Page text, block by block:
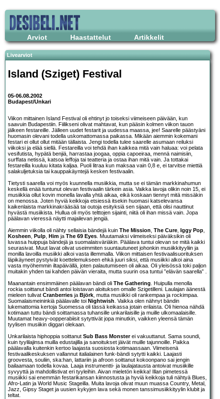
Arviot Haastattelut Artikkelit
Livearviot
Island (Sziget) Festival
05-06.08.2002
Budapest/Unkari
Viikon mittainen Island Festival oli ehtinyt jo toiseksi viimeiseen päivään, kun
saavuin Budapestiin. Fiilikseni olivat mahtavat, kun pääsin kolmen viikon tauon
jälkeen festareille. Jälleen uudet festarit ja uudessa maassa, jee! Saarelle päästyäni
huomasin olevani todella uskomattomassa paikassa. Mikään aiemmin kokemani
festari ei ollut ollut mitään tällaista. Jengi todella tulee saarelle asumaan reiluksi
viikoksi ja elää siellä. Festareilla voi tehdä ihan kaikkea mitä vain haluaa: voi pelata
vesifutista, hypätä benjiä, harrastaa joogaa, oppia capoeiraa, mennä naimisiin,
surffata netissä, katsoa leffoja tai teatteria ja ostaa ihan mitä vain. Ja tottakai
festareilla kuuluu kitata kaljaa. Puoli litraa kun maksaa vain 0,8 e, ei tarvitse miettiä
salakuljetuksia tai kauppakäyntejä kesken festivaalin.
Tietysti saarella voi myös kuunnella musiikkia, mutta se ei tämän markkinahumun
keskellä enää tuntunut olevan festivaalin tärkein asia. Vaikka lavoja olikin noin 15, ei
musiikkia ollut kovin monella lavalla yhtä aikaa, eikä koskaan tiennyt mitä missäkin
on menossa. Joten hyviä keikkoja etsiessä itsekin huomasi katselevansa
kaikenlaista markkinakrääsää tai outoja esityksiä sen sijaan, että olisi nauttinut
hyvästä musiikista. Hullua oli myös telttojen sijainti, niitä oli ihan missä vain. Jopa
päälavan vieressä näytti majailevan jengiä.
Aiemmin viikolla oli nähty sellaisia bändejä kuin The Mission, The Cure, Iggy Pop,
Kosheen, Pulp, Him ja The 69 Eyes. Muutamaksi viimeiseksi päiväksikin oli
luvassa huippuja bändejä ja suomalaisväriäkin. Päälava tuntui olevan se mitä kaikki
seurasivat. Muut lavat olivat useimmiten suuntautuneet johonkin musiikkityyliin ja
monilla lavoilla musiikki alkoi vasta illemmalla. Viikon mittaisen festivaalisuorituksen
läpikäyneet pystyivät koettelemukseen ehkä juuri siksi, että musiikki alkoi aina
vasta myöhemmin iltapäivällä, joten palautumiseen oli aikaa. Oli yleisössä toki paljon
muitakin yhden tai kahden päivän vieraita, mutta suurin osa tuntui ”elävän saarella” .
Maanantain ensimmäinen päälavan bändi oli The Gathering. Huipulla menolla
rockia soittanut bändi antoi loistavan aloituksen omalle Szigetilleni. Laulajan äänestä
mieleen tulivat Cranberries ja Björk, mutta musiikki oli rankempaa ja rockimpaa.
Suomalaismeininkiä päälavalle toi Nightwish. Vaikka olen nähnyt bändin
lukemattomia kertoja Suomessa oli tässä keikassa jotain erilaista. Oli hienoa nähdä
kotimaan tuttu bändi soittamassa tuhansille unkarilaisille ja muille ulkomaalaisille.
Muutamat heavy-oopperabiisit sytyttivät jopa minutkin, vaikken yleensä tämän
tyylisen musiikin diggari olekaan.
Unkarilaista hiphoppia soittanut Sub Bass Monsterei vakuuttanut. Sama soundi,
kuin tyylilajinsa muilla edustajilla ja sanoitukset jäivät muille tajunnoille. Paikka
päälavalla kuitenkin kertoo laajasta suosiosta kotimaassaan. Viimeisenä
festivaalikeskuksen vallannut italialainen funk-bändi sytytti kaikki. Laajasti
groovesta, souliin, ska:han, lattariin ja afroon soittanut kokoonpano sai jengin
bailaamaan todella kovaa. Laaja instrumentti- ja laulajatausta antoivat musiikille
syvyyttä ja mahdollistivat eri tyyleihin. Aivan mieletön keikka! Illan pimetessä
musiikki sai enemmän festarikansan kiinnostusta ja hyviä keikkoja tuli nähtyä Blues,
Afro-Latin ja World Music Stageilla. Muita lavoja olivat muun muassa Country, Metal,
Jazz, Gipsy Staget ja uusien kykyjen lava sekä monen tanssimusiikkityylin klubit ja
teltat.